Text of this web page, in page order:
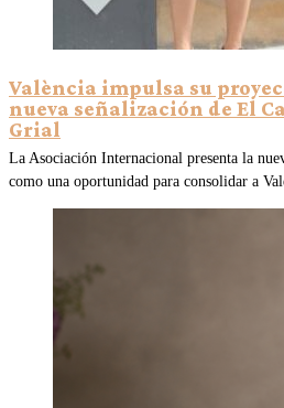
València impulsa su
nueva señalización de El
Grial
La Asociación Internacional presenta la
como una oportunidad para consolidar a